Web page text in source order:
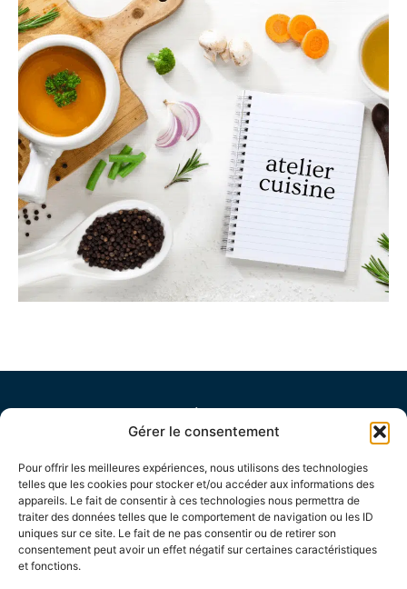
Gérer le consentement
Pour offrir les meilleures expériences, nous utilisons des technologies
telles que les cookies pour stocker et/ou accéder aux informations des
appareils. Le fait de consentir à ces technologies nous permettra de
traiter des données telles que le comportement de navigation ou les ID
uniques sur ce site. Le fait de ne pas consentir ou de retirer son
consentement peut avoir un effet négatif sur certaines caractéristiques
et fonctions.